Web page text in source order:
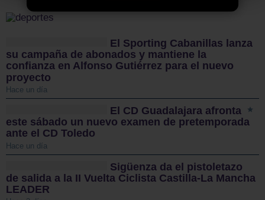
El Sporting Cabanillas lanza
su campaña de abonados y mantiene la
confianza en Alfonso Gutiérrez para el nuevo
proyecto
Hace un día
El CD Guadalajara afronta
este sábado un nuevo examen de pretemporada
ante el CD Toledo
Hace un día
Sigüenza da el pistoletazo
de salida a la II Vuelta Ciclista Castilla-La Mancha
LEADER